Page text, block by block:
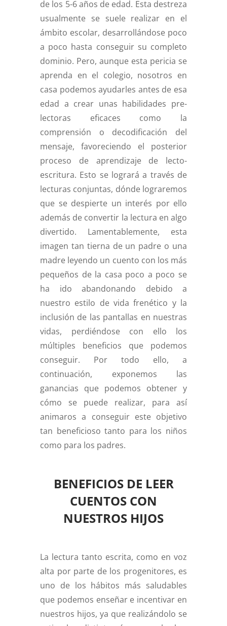
de los 5-6 años de edad. Esta destreza
usualmente se suele realizar en el
ámbito escolar, desarrollándose poco
a poco hasta conseguir su completo
dominio. Pero, aunque esta pericia se
aprenda en el colegio, nosotros en
casa podemos ayudarles antes de esa
edad a crear unas habilidades pre-
lectoras eficaces como la
comprensión o decodificación del
mensaje, favoreciendo el posterior
proceso de aprendizaje de lecto-
escritura. Esto se logrará a través de
lecturas conjuntas, dónde lograremos
que se despierte un interés por ello
además de convertir la lectura en algo
divertido. Lamentablemente, esta
imagen tan tierna de un padre o una
madre leyendo un cuento con los más
pequeños de la casa poco a poco se
ha ido abandonando debido a
nuestro estilo de vida frenético y la
inclusión de las pantallas en nuestras
vidas, perdiéndose con ello los
múltiples beneficios que podemos
conseguir. Por todo ello, a
continuación, exponemos las
ganancias que podemos obtener y
cómo se puede realizar, para así
animaros a conseguir este objetivo
tan beneficioso tanto para los niños
como para los padres.
BENEFICIOS DE LEER
CUENTOS CON
NUESTROS HIJOS
La lectura tanto escrita, como en voz
alta por parte de los progenitores, es
uno de los hábitos más saludables
que podemos enseñar e incentivar en
nuestros hijos, ya que realizándolo se